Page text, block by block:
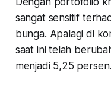
sangat sensitif
bunga. Apalagi di
saat ini telah
menjadi 5,25 persen.